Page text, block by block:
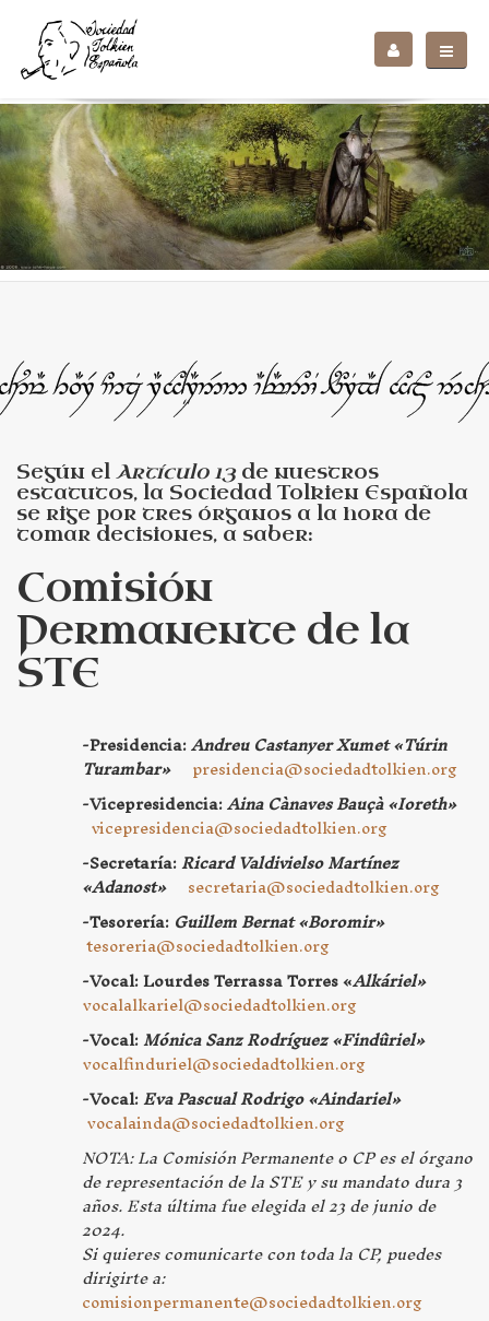
Según el Artículo 13de nuestros
estatutos, la Sociedad Tolkien Española
se rige por tres órganos a la hora de
tomar decisiones, a saber:
Comisión
Permanente de la
STE
-Presidencia:Andreu Castanyer Xumet «Túrin
Turambar»
presidencia@sociedadtolkien.org
-Vicepresidencia:Aina Cànaves Bauçà «Ioreth»
vicepresidencia@sociedadtolkien.org
-Secretaría:Ricard Valdivielso Martínez
«Adanost»
secretaria@sociedadtolkien.org
-Tesorería:Guillem Bernat «Boromir»
tesoreria@sociedadtolkien.org
-Vocal: Lourdes Terrassa Torres «Alkáriel»
vocalalkariel@sociedadtolkien.org
-Vocal:Mónica Sanz Rodríguez «Findûriel»
vocalfinduriel@sociedadtolkien.org
-Vocal:Eva Pascual Rodrigo «Aindariel»
vocalainda@sociedadtolkien.org
NOTA: La Comisión Permanente o CP es el órgano
de representación de la STE y su mandato dura 3
años. Esta última fue elegida el 23 de junio de
2024.
Si quieres comunicarte con toda la CP, puedes
dirigirte a:
comisionpermanente@sociedadtolkien.org